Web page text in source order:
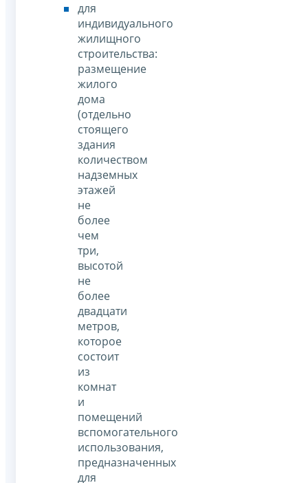
для
индивидуального
жилищного
строительства:
размещение
жилого
дома
(отдельно
стоящего
здания
количеством
надземных
этажей
не
более
чем
три,
высотой
не
более
двадцати
метров,
которое
состоит
из
комнат
и
помещений
вспомогательного
использования,
предназначенных
для